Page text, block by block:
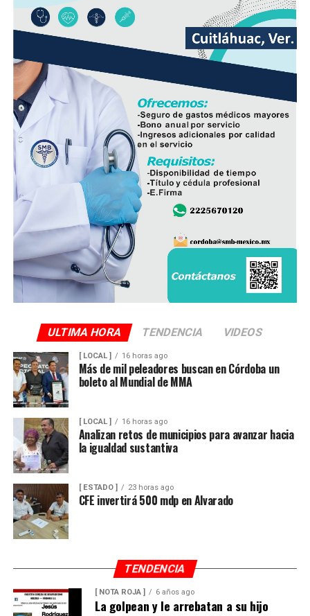
ULTIMA HORA TENDENCIA VIDEOS
[ LOCAL ] 16 horas ago
Más de mil peleadores buscan en Córdoba un
boleto al Mundial de MMA
[ LOCAL ] 16 horas ago
Analizan retos de municipios para avanzar hacia
la igualdad sustantiva
[ ESTADO ] 23 horas ago
CFE invertirá 500 mdp en Alvarado
TENDENCIA
[ NOTA ROJA ] 6 años ago
La golpean y le arrebatan a su hijo